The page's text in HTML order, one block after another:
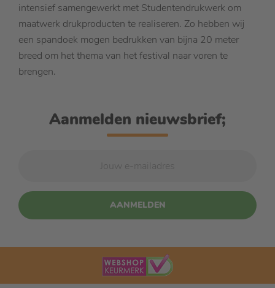
intensief samengewerkt met Studentendrukwerk om
maatwerk drukproducten te realiseren. Zo hebben wij
een spandoek mogen bedrukken van bijna 20 meter
breed om het thema van het festival naar voren te
brengen.
Aanmelden nieuwsbrief;
AANMELDEN